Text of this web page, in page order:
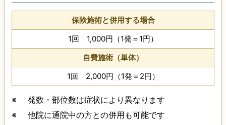
保険施術と併用する場合
1回 1,000円（1発＝1円）
自費施術（単体）
1回 2,000円（1発＝2円）
※
発数・部位数は症状により異なります
※
他院に通院中の方との併用も可能です